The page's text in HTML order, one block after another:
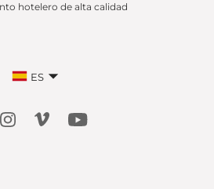
hotelero de alta calidad
ES